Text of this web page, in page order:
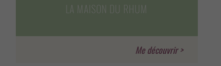
LA MAISON DU RHUM